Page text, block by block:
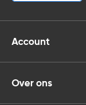
Account
Over ons